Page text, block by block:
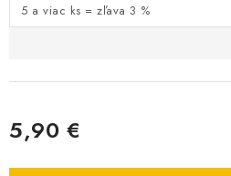
5 a viac ks = zľava 3 %
5,90 €